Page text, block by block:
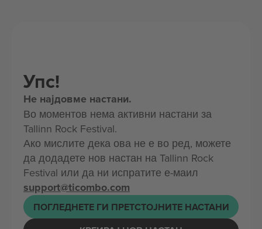
Упс!
Не најдовме настани.
Во моментов нема активни настани за
Tallinn Rock Festival.
Ако мислите дека ова не е во ред, можете
да додадете нов настан на Tallinn Rock
Festival или да ни испратите е-маил
support@ticombo.com
ПОГЛЕДНЕТЕ ГИ ПРЕТСТОЈНИТЕ НАСТАНИ